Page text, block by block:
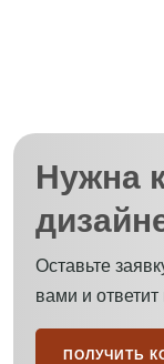
Нужна
Оставьте
вами и
ПОЛУЧИТЬ